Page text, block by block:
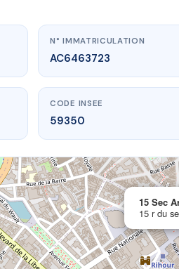
www.vme.plus/AC6463723
15 Sec Arembault
15 r du sec arembault59800
N° IMMATRICULATION
AC6463723
CODE INSEE
59350
15 Sec
15 r du